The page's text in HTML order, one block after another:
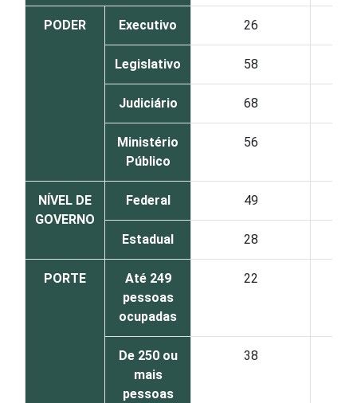
PODER Executivo 26
Legislativo 58
Judiciário 68
Ministério
Público
56
NÍVEL DE
GOVERNO
Federal 49
Estadual 28
PORTE
Até 249
pessoas
ocupadas
22
De 250 ou
mais
pessoas
38